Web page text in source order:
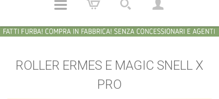
ROLLER ERMES E MAGIC SNELL X
PRO